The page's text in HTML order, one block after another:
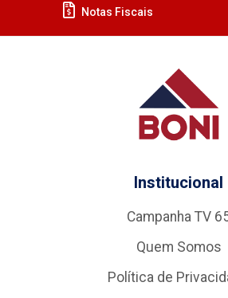
Notas Fiscais
Institucional
Campanha TV
Quem Somos
Política de